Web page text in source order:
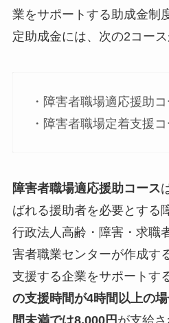
業をサポートする助成金制
定助成金には、次の2コース
・障害者職場適応援助コ
・障害者職場定着支援コ
障害者職場適応援助コース
ばれる援助者を必要とする
行政法人高齢・障害・求職
害者職業センターが作成す
支援する企業をサポートす
の支援時間が4時間以上の